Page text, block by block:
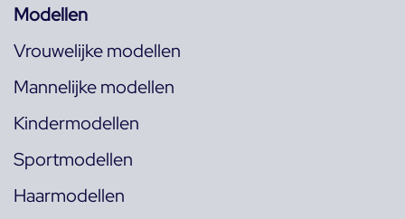
Modellen
Vrouwelijke modellen
Mannelijke modellen
Kindermodellen
Sportmodellen
Haarmodellen